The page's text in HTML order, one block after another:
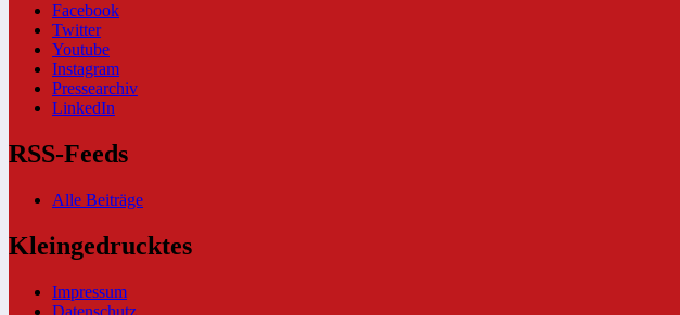
Facebook
Twitter
Youtube
Instagram
Pressearchiv
LinkedIn
RSS-Feeds
Alle Beiträge
Kleingedrucktes
Impressum
Datenschutz